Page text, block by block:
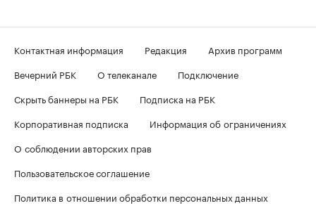
Контактная информация Редакция
Архив программ
Вечерний РБК
О телеканале
Подключение
Скрыть баннеры на РБК
Подписка на РБК
Корпоративная подписка
Информация об ограничениях
О соблюдении авторских прав
Пользовательское соглашение
Политика в отношении обработки персональных данных